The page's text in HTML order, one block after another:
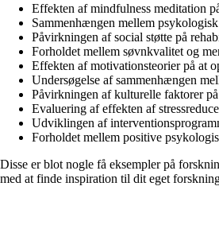
Effekten af mindfulness meditation
Sammenhængen mellem
Påvirkningen af social støtte på
Forholdet mellem søvnkvalitet og
Effekten af motivationsteorier på at
Undersøgelse af sammenhængen
Påvirkningen af kulturelle faktorer
Evaluering af effekten af
Udviklingen af
Forholdet mellem positive
Disse er blot nogle få eksempler på
med at finde inspiration til dit eget